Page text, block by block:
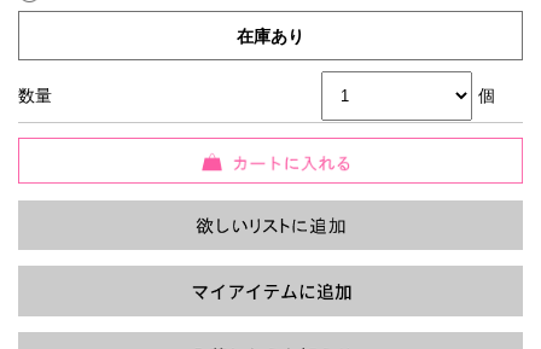
過去の特集をすべて見る>>
在庫あり
数量 個